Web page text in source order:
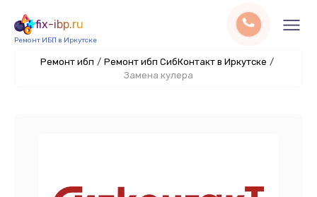
fix-ibp.ru
Ремонт ИБП в Иркутске
Ремонт ибп / Ремонт ибп СибКонтакт в Иркутске /
Замена кулера